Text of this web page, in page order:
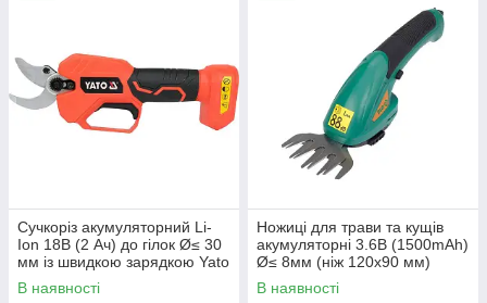
Сучкоріз акумуляторний Li-
Ion 18В (2 Ач) до гілок Ø≤ 30
мм із швидкою зарядкою Yato
YT-828377 (Польща)
В наявності
Ножиці для трави та кущів
акумуляторні 3.6В (1500mAh)
Ø≤ 8мм (ніж 120х90 мм)
тримач 65-120 мм FLO 79503
В наявності